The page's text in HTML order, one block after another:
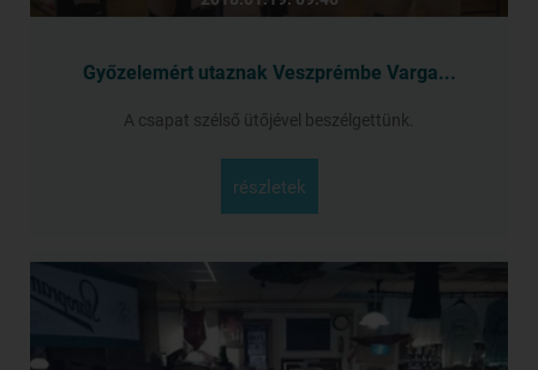
Győzelemért utaznak Veszprémbe Varga...
A csapat szélső ütőjével beszélgettünk.
részletek